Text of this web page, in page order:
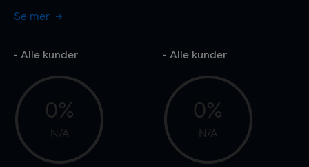
Se mer
- Alle kunder
0%
N/A
- Alle kunder
0%
N/A